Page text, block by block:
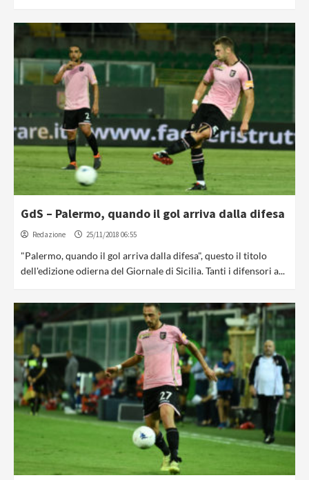
GdS – Palermo, quando il gol arriva dalla difesa
Redazione 25/11/2018 06:55
"Palermo, quando il gol arriva dalla difesa", questo il titolo
dell'edizione odierna del Giornale di Sicilia. Tanti i difensori a...